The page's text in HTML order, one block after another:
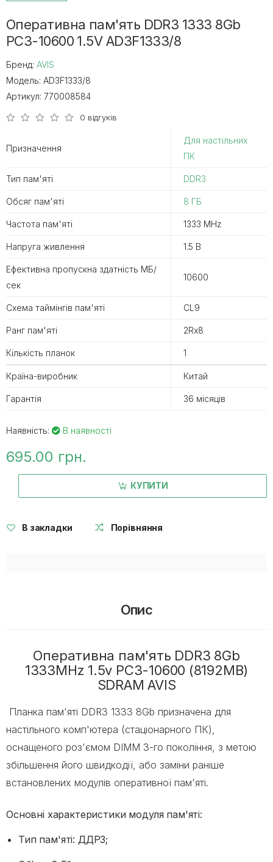
Оперативна пам'ять DDR3 1333 8Gb
PC3-10600 1.5V AD3F1333/8
Бренд: AVIS
Модель: AD3F1333/8
Артикул: 770008584
0 відгуків
Призначення
Для настільних
ПК
Тип пам'яті DDR3
Обсяг пам'яті 8 ГБ
Частота пам'яті 1333 MHz
Напруга живлення 1.5 В
Ефективна пропускна здатність MБ/
сек
10600
Схема таймінгів пам'яті CL9
Ранг пам'яті 2Rx8
Кількість планок 1
Країна-виробник Китай
Гарантія 36 місяців
Наявність: В наявності
695.00 грн.
КУПИТИ
В закладки Порівняння
Опис
Оперативна пам'ять DDR3 8Gb
1333MHz 1.5v PC3-10600 (8192MB)
SDRAM AVIS
Планка пам'яті DDR3 1333 8Gb призначена для
настільного комп'ютера (стаціонарного ПК),
оснащеного роз'ємом DIMM 3-го покоління, з метою
збільшення його швидкодії, або заміни раніше
встановлених модулів оперативної пам'яті.
Основні характеристики модуля пам'яті:
Тип пам'яті: ДДР3;